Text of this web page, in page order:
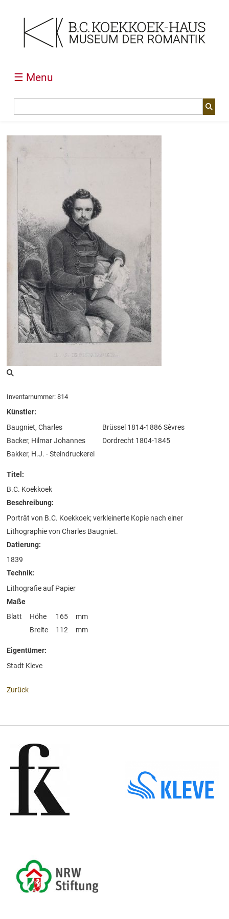
☰ Menu
Inventarnummer: 814
Künstler:
Baugniet, Charles
Backer, Hilmar Johannes
Bakker, H.J. - Steindruckerei
Brüssel 1814-1886 Sèvres
Dordrecht 1804-1845
Titel:
B.C. Koekkoek
Beschreibung:
Porträt von B.C. Koekkoek; verkleinerte Kopie nach einer
Lithographie von Charles Baugniet.
Datierung:
1839
Technik:
Lithografie auf Papier
Maße
Blatt
Höhe
Breite
165
112
mm
mm
Eigentümer:
Stadt Kleve
Zurück